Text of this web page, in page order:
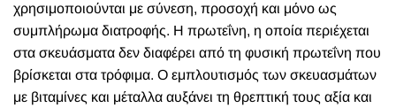
χρησιμοποιούνται με σύνεση, προσοχή και μόνο ως
συμπλήρωμα διατροφής. Η πρωτεΐνη, η οποία περιέχεται
στα σκευάσματα δεν διαφέρει από τη φυσική πρωτεΐνη που
βρίσκεται στα τρόφιμα. Ο εμπλουτισμός των σκευασμάτων
με βιταμίνες και μέταλλα αυξάνει τη θρεπτική τους αξία και